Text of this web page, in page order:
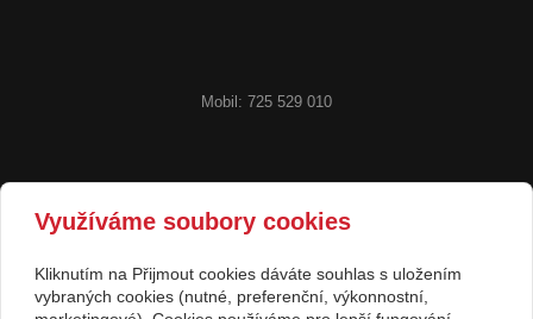
Mobil: 725 529 010
Otevřeno: Po-Pá 9:00-17:00
Využíváme soubory cookies
Kliknutím na Přijmout cookies dáváte souhlas s uložením
vybraných cookies (nutné, preferenční, výkonnostní,